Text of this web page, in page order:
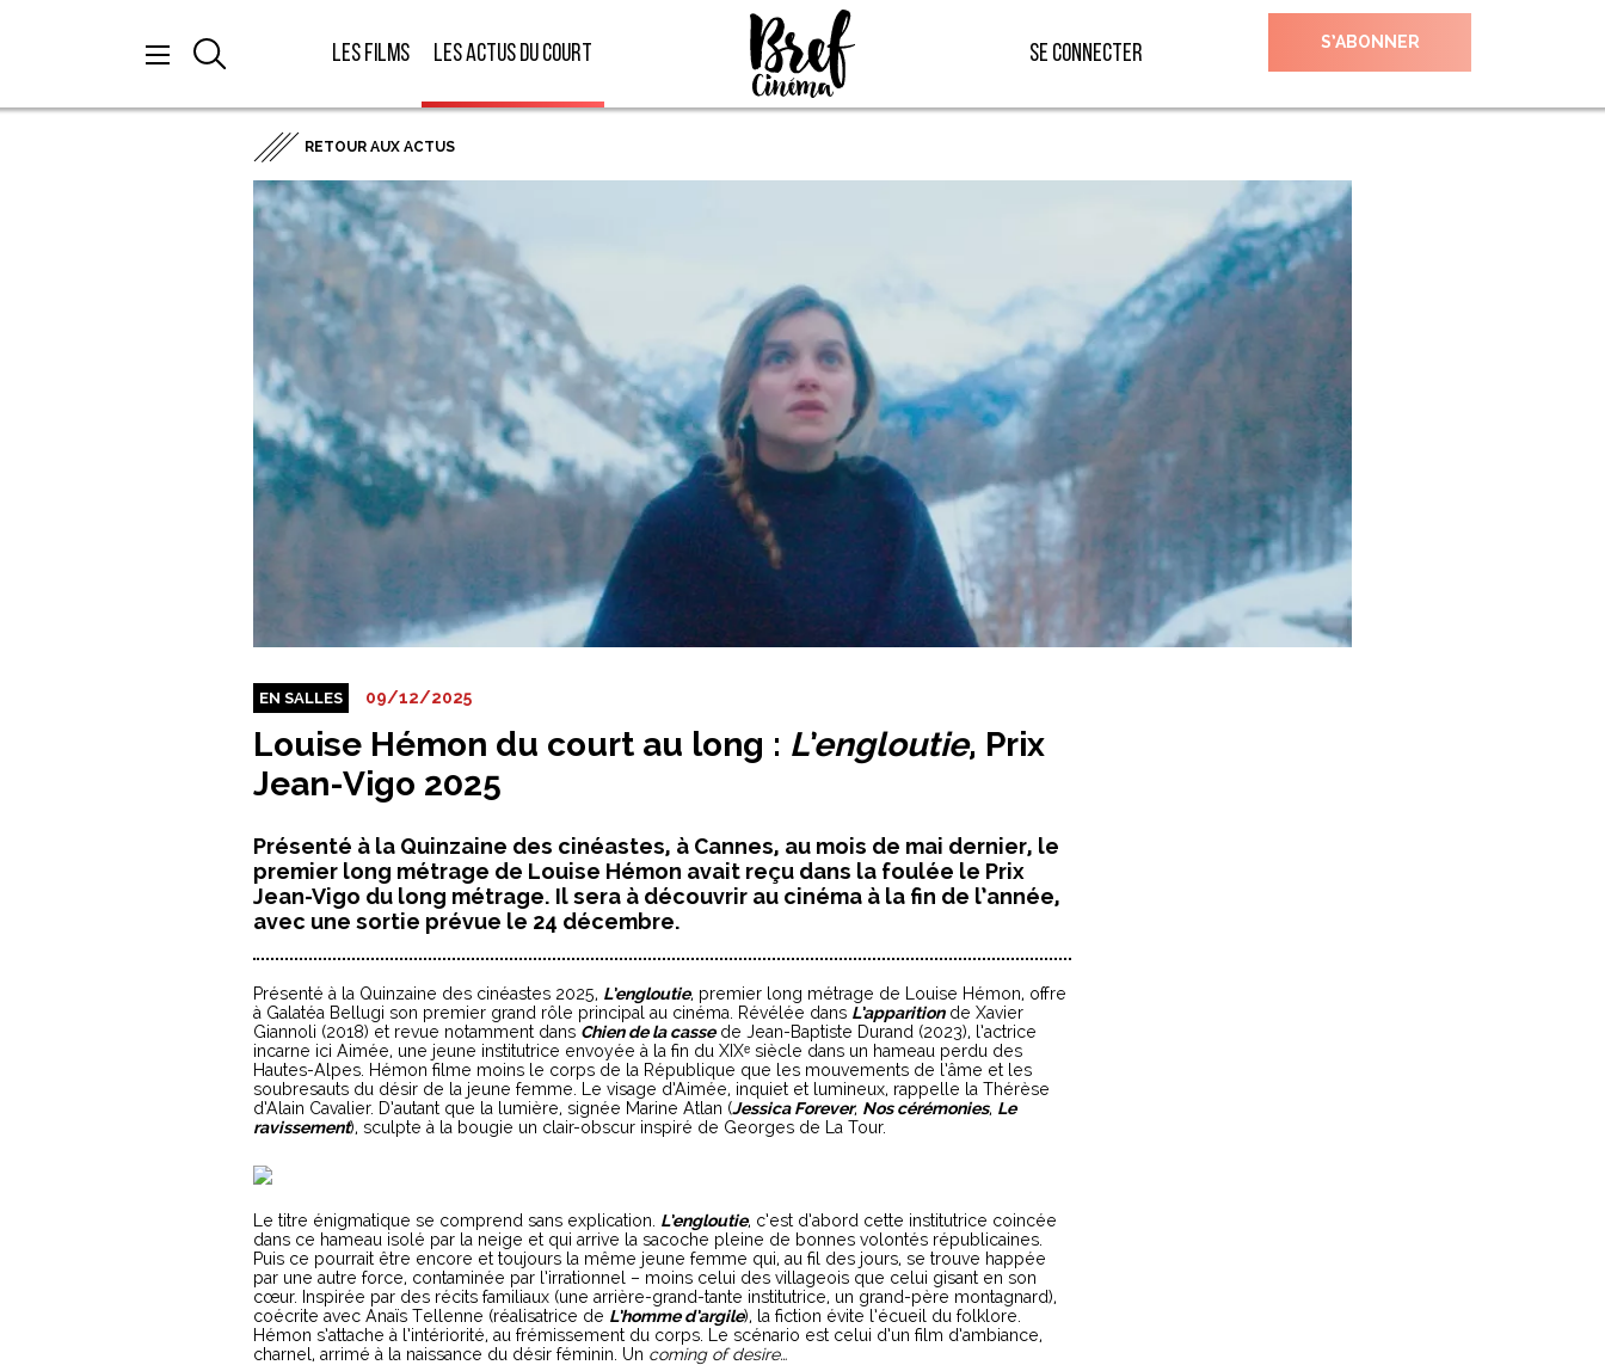
Les films Les actus du court Se connecter S’ABONNER
RETOUR AUX ACTUS
EN SALLES 09/12/2025
Louise Hémon du court au long : L’engloutie, Prix
Jean-Vigo 2025
Présenté à la Quinzaine des cinéastes, à Cannes, au mois de mai dernier, le
premier long métrage de Louise Hémon avait reçu dans la foulée le Prix
Jean-Vigo du long métrage. Il sera à découvrir au cinéma à la fin de l’année,
avec une sortie prévue le 24 décembre.
Présenté à la Quinzaine des cinéastes 2025, L’engloutie, premier long métrage de Louise Hémon, offre
à Galatéa Bellugi son premier grand rôle principal au cinéma. Révélée dans L’apparitionde Xavier
Giannoli (2018) et revue notamment dans Chien de la cassede Jean-Baptiste Durand (2023), l’actrice
incarne ici Aimée, une jeune institutrice envoyée à la fin du XIXᵉ siècle dans un hameau perdu des
Hautes-Alpes. Hémon filme moins le corps de la République que les mouvements de l’âme et les
soubresauts du désir de la jeune femme. Le visage d’Aimée, inquiet et lumineux, rappelle la Thérèse
d’Alain Cavalier. D’autant que la lumière, signée Marine Atlan (Jessica Forever, Nos cérémonies, Le
ravissement), sculpte à la bougie un clair-obscur inspiré de Georges de La Tour.
Le titre énigmatique se comprend sans explication. L’engloutie, c’est d’abord cette institutrice coincée
dans ce hameau isolé par la neige et qui arrive la sacoche pleine de bonnes volontés républicaines.
Puis ce pourrait être encore et toujours la même jeune femme qui, au fil des jours, se trouve happée
par une autre force, contaminée par l’irrationnel – moins celui des villageois que celui gisant en son
cœur. Inspirée par des récits familiaux (une arrière-grand-tante institutrice, un grand-père montagnard),
coécrite avec Anaïs Tellenne (réalisatrice de L’homme d’argile), la fiction évite l’écueil du folklore.
Hémon s’attache à l’intériorité, au frémissement du corps. Le scénario est celui d’un film d’ambiance,
charnel, arrimé à la naissance du désir féminin. Un coming of desire…